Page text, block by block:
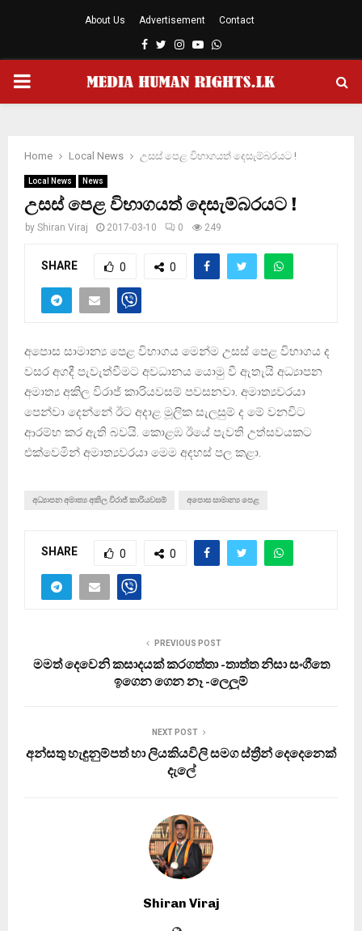
About Us Advertisement Contact
Facebook
TwitterInstagram
YoutubeWhatsapp
PRIMARY
Home Local News උසස් පෙළ විභාගයත් දෙසැම්බරයට !
Local News News
උසස් පෙළ විභාගයත් දෙසැම්බරයට !
by Shiran Viraj 2017-03-10 0 249
SHARE 0 0
අපොස සාමාන්‍ය පෙළ විභාගය මෙන්ම උසස් පෙළ විභාගය ද
වසර අගදී පැවැත්වීමට අවධානය යොමු වී ඇතැයි අධ්‍යාපන
අමාත්‍ය අකිල විරාජ් කාරියවසම් පවසනවා. අමාත්‍යවරයා
පෙන්වා දෙන්නේ ඊට අදාළ මූලික සැලසුම් ද මේ වනවිට
ආරම්භ කර ඇති බවයි. කොළඹ ඊයේ පැවති උත්සවයකට
එක්වෙමින් අමාත්‍යවරයා මෙම අදහස් පල කළා.
අධ්‍යාපන අමාත්‍ය අකිල විරාජ් කාරියවසම් අපොස සාමාන්‍ය පෙළ
SHARE 0 0
PREVIOUS POST
මමත් දෙවෙනි කසාදයක් කරගත්තා -තාත්ත නිසා සංගීතෙ
ඉගෙන ගෙන නෑ -ලෙලුම්
NEXT POST
අන්සතු හැඳුනුම්පත් හා ලියකියවිලි සමග ස්ත්‍රීන් දෙදෙනෙක්
දැලේ
Shiran Viraj